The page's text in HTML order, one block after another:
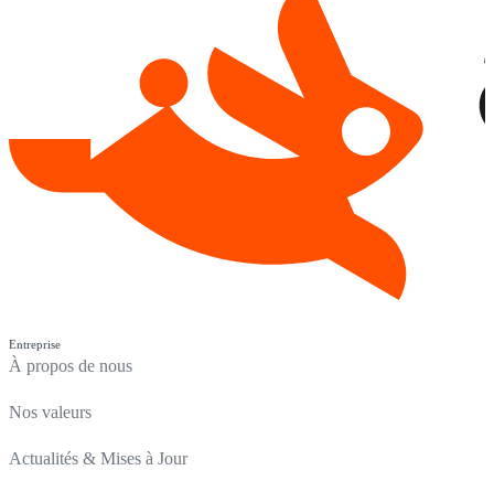
Entreprise
À propos de nous
Nos valeurs
Actualités & Mises à Jour